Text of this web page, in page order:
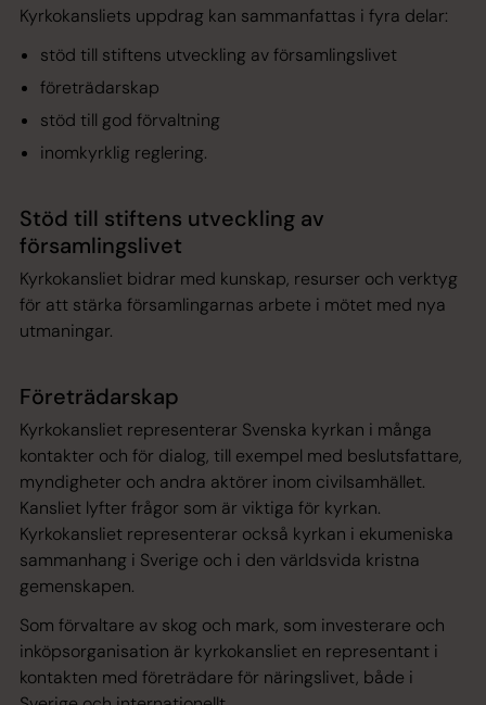
Kyrkokansliets uppdrag kan sammanfattas i fyra delar:
stöd till stiftens utveckling av församlingslivet
företrädarskap
stöd till god förvaltning
inomkyrklig reglering.
Stöd till stiftens utveckling av
församlingslivet
Kyrkokansliet bidrar med kunskap, resurser och verktyg
för att stärka församlingarnas arbete i mötet med nya
utmaningar.
Företrädarskap
Kyrkokansliet representerar Svenska kyrkan i många
kontakter och för dialog, till exempel med beslutsfattare,
myndigheter och andra aktörer inom civilsamhället.
Kansliet lyfter frågor som är viktiga för kyrkan.
Kyrkokansliet representerar också kyrkan i ekumeniska
sammanhang i Sverige och i den världsvida kristna
gemenskapen.
Som förvaltare av skog och mark, som investerare och
inköpsorganisation är kyrkokansliet en representant i
kontakten med företrädare för näringslivet, både i